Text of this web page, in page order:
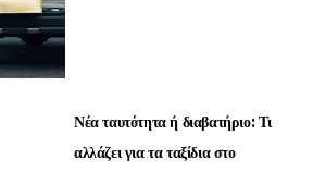
Νέα ταυτότητα ή διαβατήριο: Τι
αλλάζει για τα ταξίδια στο